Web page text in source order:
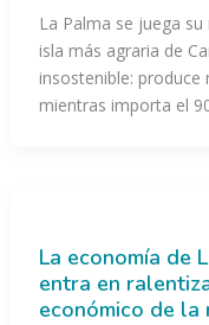
La Palma se juega
isla más agraria de
insostenible:
mientras importa el
La economía de
entra en
económico de la